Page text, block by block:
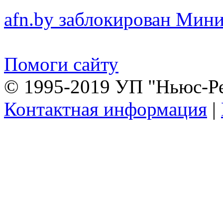
afn.by заблокирован
Помоги сайту
© 1995-2019 УП "Ньюс-
Контактная информация |